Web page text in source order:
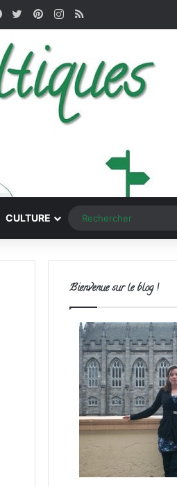
FacebookPinterestInstagram
RSS
CULTURE
Bienvenue sur le blog !